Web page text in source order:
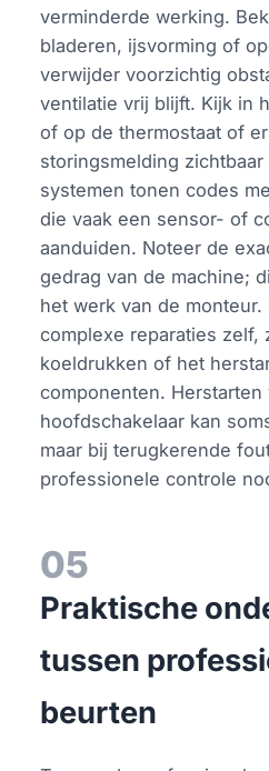
verminderde werking.
bladeren, ijsvorming of
verwijder voorzichtig
ventilatie vrij blijft. Kijk in
of op de thermostaat of
storingsmelding
systemen tonen codes
die vaak een sensor- of
aanduiden. Noteer de
gedrag van de machine;
het werk van de monteur.
complexe reparaties zelf,
koeldrukken of het
componenten.
hoofdschakelaar kan
maar bij terugkerende
professionele controle
05
Praktische
tussen
beurten